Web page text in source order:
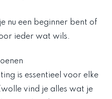
nu een beginner bent of
ieder wat wils.
is essentieel voor elke
vind je alles wat je